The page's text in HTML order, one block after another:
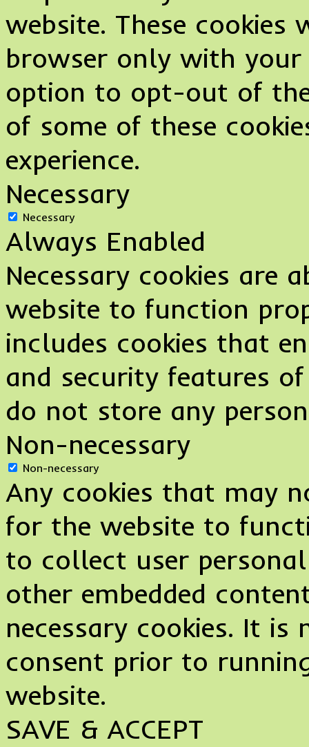
website. These
browser only with your
option to opt-out of
of some of these
experience.
Necessary
Necessary
Always Enabled
Necessary cookies are
website to function
includes cookies that
and security features
do not store any
Non-necessary
Non-necessary
Any cookies that may
for the website to
to collect user
other embedded
necessary cookies. It
consent prior to
website.
SAVE & ACCEPT